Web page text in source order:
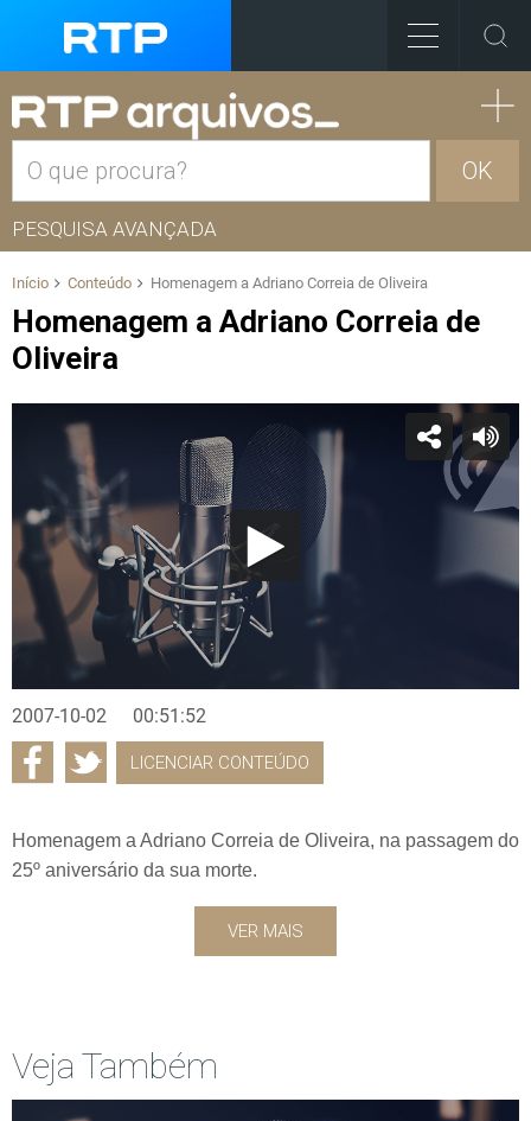
OK
PESQUISA AVANÇADA
Início Conteúdo Homenagem a Adriano Correia de Oliveira
Homenagem a Adriano Correia de
Oliveira
2007-10-02 00:51:52
LICENCIAR CONTEÚDO
Homenagem a Adriano Correia de Oliveira, na passagem do
25º aniversário da sua morte.
VER MAIS
Veja Também